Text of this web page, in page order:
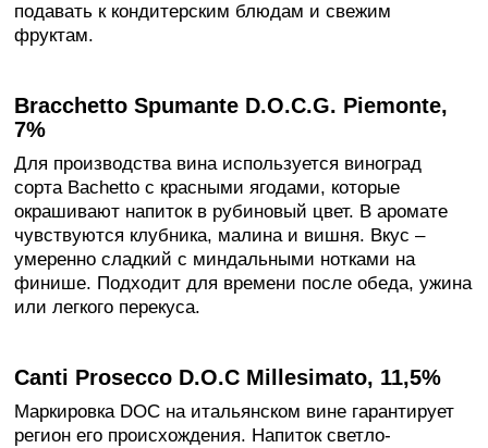
подавать к кондитерским блюдам и свежим
фруктам.
Bracchetto Spumante D.O.C.G. Piemonte,
7%
Для производства вина используется виноград
сорта Bachetto с красными ягодами, которые
окрашивают напиток в рубиновый цвет. В аромате
чувствуются клубника, малина и вишня. Вкус –
умеренно сладкий с миндальными нотками на
финише. Подходит для времени после обеда, ужина
или легкого перекуса.
Canti Prosecco D.O.C Millesimato, 11,5%
Маркировка DOC на итальянском вине гарантирует
регион его происхождения. Напиток светло-